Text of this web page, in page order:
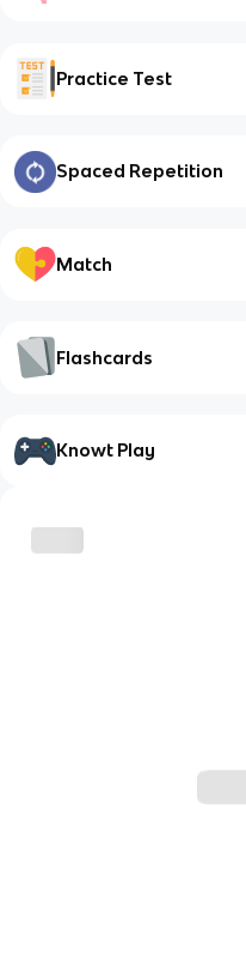
Practice Test
Spaced Repetition
Match
Flashcards
Knowt Play